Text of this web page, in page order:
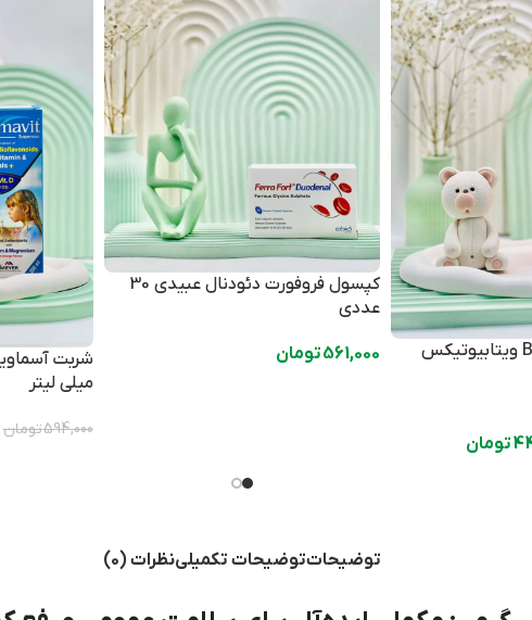
شربت فروگلوبین B12 ویتابیوتیکس
تومان
کپسول فروفورت دئودنال عبیدی 30
عددی
561,000تومان
میلی لیتر
594,000تومان
توضیحاتتوضیحات تکمیلینظرات (0)